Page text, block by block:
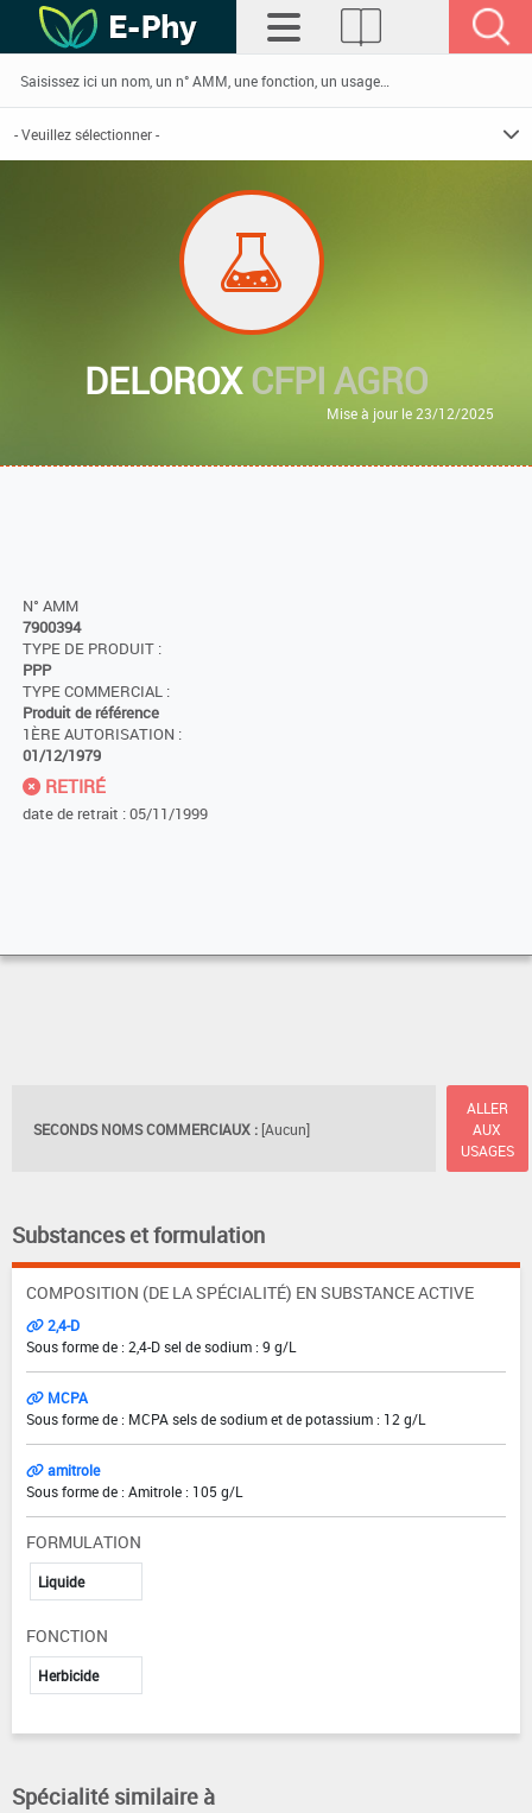
DELOROXCFPI AGRO
Mise à jour le 23/12/2025
N° AMM
7900394
TYPE DE PRODUIT :
PPP
TYPE COMMERCIAL :
Produit de référence
1ÈRE AUTORISATION :
01/12/1979
RETIRÉ
date de retrait : 05/11/1999
SECONDS NOMS COMMERCIAUX : [Aucun]
ALLER
AUX
USAGES
Substances et formulation
COMPOSITION (DE LA SPÉCIALITÉ) EN SUBSTANCE ACTIVE
2,4-D
Sous forme de : 2,4-D sel de sodium : 9 g/L
MCPA
Sous forme de : MCPA sels de sodium et de potassium : 12 g/L
amitrole
Sous forme de : Amitrole : 105 g/L
FORMULATION
Liquide
FONCTION
Herbicide
Spécialité similaire à